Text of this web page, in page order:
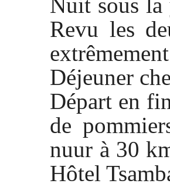
Revu les
Déjeuner
Départ en
de
nuur à 30
Hôtel